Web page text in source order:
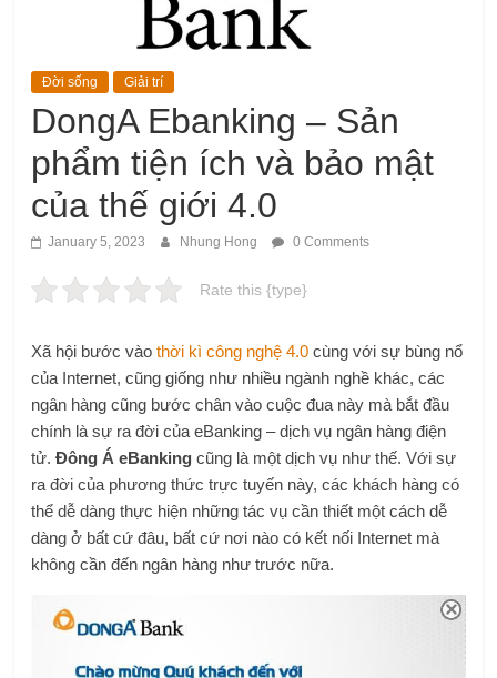
Đời sống Giải trí
DongA Ebanking – Sản
phẩm tiện ích và bảo mật
của thế giới 4.0
January 5, 2023 Nhung Hong 0 Comments
Rate this {type}
Xã hội bước vàothời kì công nghệ 4.0 cùng với sự bùng nổ
của Internet, cũng giống như nhiều ngành nghề khác, các
ngân hàng cũng bước chân vào cuộc đua này mà bắt đầu
chính là sự ra đời của eBanking – dịch vụ ngân hàng điện
tử.Đông Á eBankingcũng là một dịch vụ như thế. Với sự
ra đời của phương thức trực tuyến này, các khách hàng có
thể dễ dàng thực hiện những tác vụ cần thiết một cách dễ
dàng ở bất cứ đâu, bất cứ nơi nào có kết nối Internet mà
không cần đến ngân hàng như trước nữa.